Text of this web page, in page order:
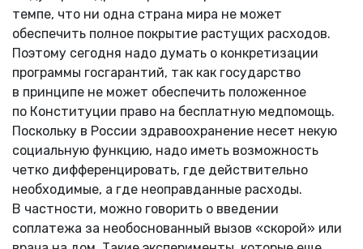
темпе, что ни одна страна мира не может
обеспечить полное покрытие растущих расходов.
Поэтому сегодня надо думать о конкретизации
программы госгарантий, так как государство
в принципе не может обеспечить положенное
по Конституции право на бесплатную медпомощь.
Поскольку в России здравоохранение несет некую
социальную функцию, надо иметь возможность
четко дифференцировать, где действительно
необходимые, а где неоправданные расходы.
В частности, можно говорить о введении
соплатежа за необоснованный вызов «скорой» или